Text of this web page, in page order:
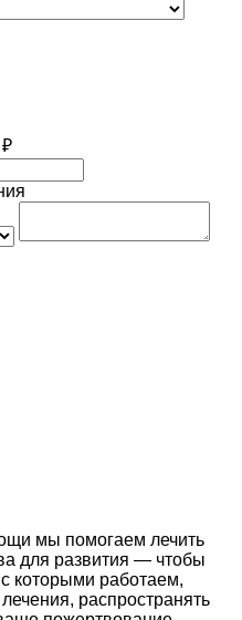
₽
мы помогаем лечить
для развития — чтобы
которыми работаем,
распространять